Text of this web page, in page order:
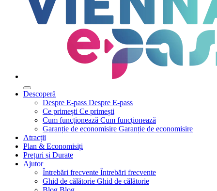
Descoperă
Despre E-pass Despre E-pass
Ce primești Ce primești
Cum funcționează Cum funcționează
Garanție de economisire Garanție de economisire
Atracții
Plan & Economisiți
Prețuri și Durate
Ajutor
Întrebări frecvente Întrebări frecvente
Ghid de călătorie Ghid de călătorie